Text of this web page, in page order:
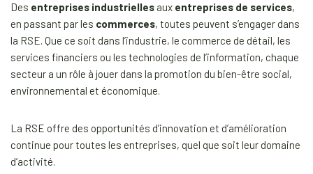
Des entreprises industrielles aux entreprises de services,
en passant par les commerces, toutes peuvent s’engager dans
la RSE. Que ce soit dans l’industrie, le commerce de détail, les
services financiers ou les technologies de l’information, chaque
secteur a un rôle à jouer dans la promotion du bien-être social,
environnemental et économique.
La RSE offre des opportunités d’innovation et d’amélioration
continue pour toutes les entreprises, quel que soit leur domaine
d’activité.